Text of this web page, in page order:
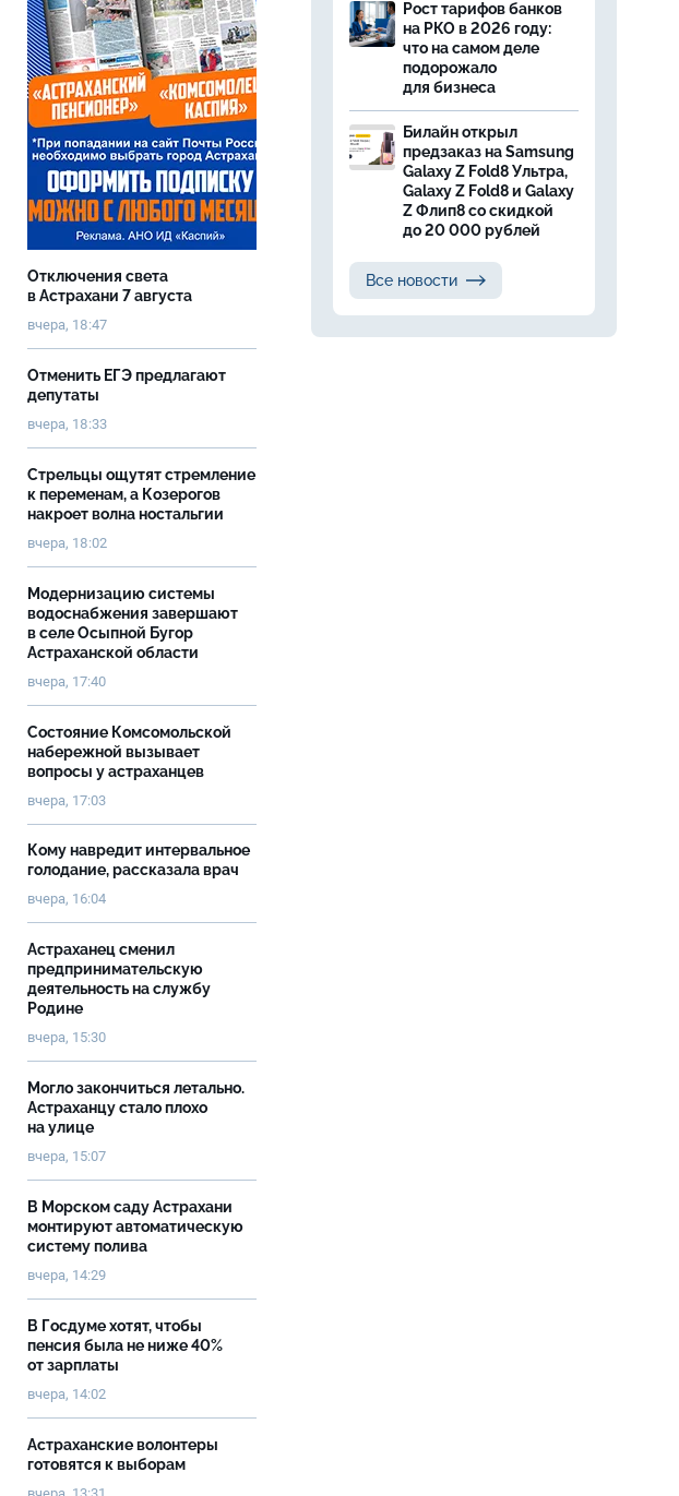
Отключения света
в Астрахани 7 августа
вчера, 18:47
Отменить ЕГЭ предлагают
депутаты
вчера, 18:33
Стрельцы ощутят стремление
к переменам, а Козерогов
накроет волна ностальгии
вчера, 18:02
Модернизацию системы
водоснабжения завершают
в селе Осыпной Бугор
Астраханской области
вчера, 17:40
Состояние Комсомольской
набережной вызывает
вопросы у астраханцев
вчера, 17:03
Кому навредит интервальное
голодание, рассказала врач
вчера, 16:04
Астраханец сменил
предпринимательскую
деятельность на службу
Родине
вчера, 15:30
Могло закончиться летально.
Астраханцу стало плохо
на улице
вчера, 15:07
В Морском саду Астрахани
монтируют автоматическую
систему полива
вчера, 14:29
В Госдуме хотят, чтобы
пенсия была не ниже 40%
от зарплаты
вчера, 14:02
Астраханские волонтеры
готовятся к выборам
Рост тарифов банков
на РКО в 2026 году:
что на самом деле
подорожало
для бизнеса
Билайн открыл
предзаказ на Samsung
Galaxy Z Fold8 Ультра,
Galaxy Z Fold8 и Galaxy
Z Флип8 со скидкой
до 20 000 рублей
Все новости